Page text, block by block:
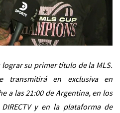
su primer título de la MLS.
transmitirá en exclusiva en
a las 21:00 de Argentina, en los
y en la plataforma de